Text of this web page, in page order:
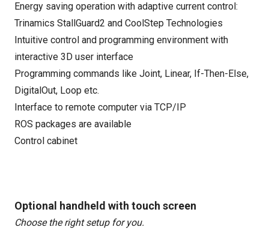
Energy saving operation with adaptive current control:
Trinamics StallGuard2 and CoolStep Technologies
Intuitive control and programming environment with
interactive 3D user interface
Programming commands like Joint, Linear, If-Then-Else,
DigitalOut, Loop etc.
Interface to remote computer via TCP/IP
ROS packages are available
Control cabinet
Optional handheld with touch screen
Choose the right setup for you.